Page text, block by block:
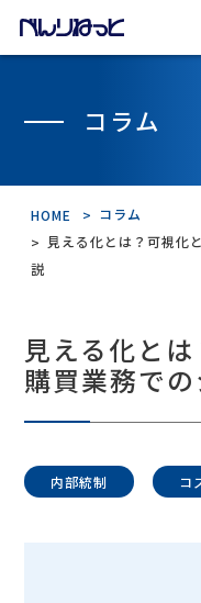
べんりねっとの
サービス・機能
機能紹介
連携サプライヤ
コラム
コラム
HOME
コラム
見える化とは？可視化
説
見える化と
購買業務で
内部統制 コ